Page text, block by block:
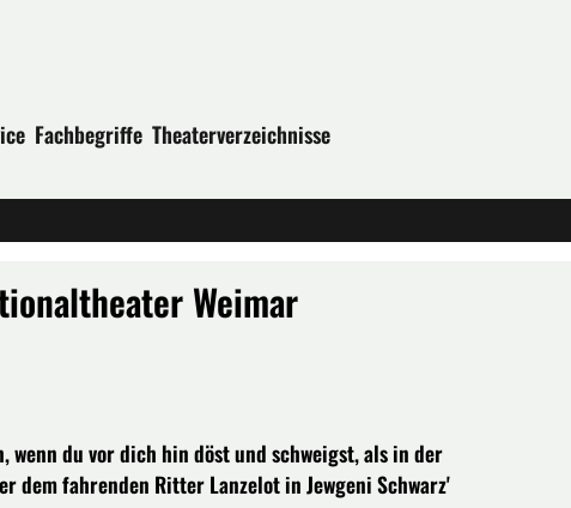
Fachbegriffe Theaterverzeichnisse
Weimar
wenn du vor dich hin döst und schweigst, als in der
dem fahrenden Ritter Lanzelot in Jewgeni Schwarz'